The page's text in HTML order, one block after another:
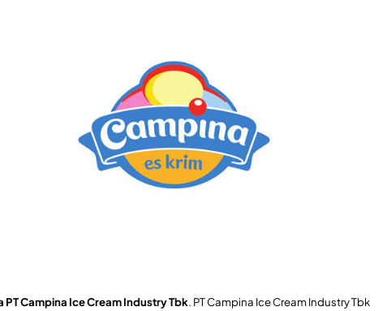
PT Campina Ice Cream Industry Tbk. PT Campina Ice Cream Industry Tbk